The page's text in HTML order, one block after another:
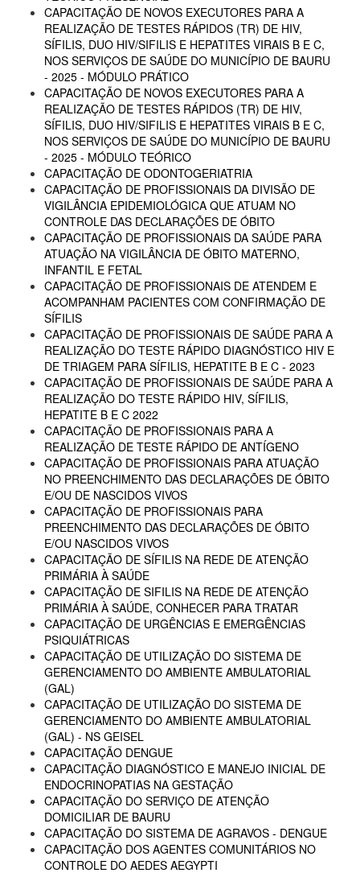
CAPACITAÇÃO DE NOVOS EXECUTORES PARA A
REALIZAÇÃO DE TESTES RÁPIDOS (TR) DE HIV,
SÍFILIS, DUO HIV/SIFILIS E HEPATITES VIRAIS B E C,
NOS SERVIÇOS DE SAÚDE DO MUNICÍPIO DE BAURU
- 2025 - MÓDULO PRÁTICO
CAPACITAÇÃO DE NOVOS EXECUTORES PARA A
REALIZAÇÃO DE TESTES RÁPIDOS (TR) DE HIV,
SÍFILIS, DUO HIV/SIFILIS E HEPATITES VIRAIS B E C,
NOS SERVIÇOS DE SAÚDE DO MUNICÍPIO DE BAURU
- 2025 - MÓDULO TEÓRICO
CAPACITAÇÃO DE ODONTOGERIATRIA
CAPACITAÇÃO DE PROFISSIONAIS DA DIVISÃO DE
VIGILÂNCIA EPIDEMIOLÓGICA QUE ATUAM NO
CONTROLE DAS DECLARAÇÕES DE ÓBITO
CAPACITAÇÃO DE PROFISSIONAIS DA SAÚDE PARA
ATUAÇÃO NA VIGILÂNCIA DE ÓBITO MATERNO,
INFANTIL E FETAL
CAPACITAÇÃO DE PROFISSIONAIS DE ATENDEM E
ACOMPANHAM PACIENTES COM CONFIRMAÇÃO DE
SÍFILIS
CAPACITAÇÃO DE PROFISSIONAIS DE SAÚDE PARA A
REALIZAÇÃO DO TESTE RÁPIDO DIAGNÓSTICO HIV E
DE TRIAGEM PARA SÍFILIS, HEPATITE B E C - 2023
CAPACITAÇÃO DE PROFISSIONAIS DE SAÚDE PARA A
REALIZAÇÃO DO TESTE RÁPIDO HIV, SÍFILIS,
HEPATITE B E C 2022
CAPACITAÇÃO DE PROFISSIONAIS PARA A
REALIZAÇÃO DE TESTE RÁPIDO DE ANTÍGENO
CAPACITAÇÃO DE PROFISSIONAIS PARA ATUAÇÃO
NO PREENCHIMENTO DAS DECLARAÇÕES DE ÓBITO
E/OU DE NASCIDOS VIVOS
CAPACITAÇÃO DE PROFISSIONAIS PARA
PREENCHIMENTO DAS DECLARAÇÕES DE ÓBITO
E/OU NASCIDOS VIVOS
CAPACITAÇÃO DE SÍFILIS NA REDE DE ATENÇÃO
PRIMÁRIA À SAÚDE
CAPACITAÇÃO DE SIFILIS NA REDE DE ATENÇÃO
PRIMÁRIA À SAÚDE, CONHECER PARA TRATAR
CAPACITAÇÃO DE URGÊNCIAS E EMERGÊNCIAS
PSIQUIÁTRICAS
CAPACITAÇÃO DE UTILIZAÇÃO DO SISTEMA DE
GERENCIAMENTO DO AMBIENTE AMBULATORIAL
(GAL)
CAPACITAÇÃO DE UTILIZAÇÃO DO SISTEMA DE
GERENCIAMENTO DO AMBIENTE AMBULATORIAL
(GAL) - NS GEISEL
CAPACITAÇÃO DENGUE
CAPACITAÇÃO DIAGNÓSTICO E MANEJO INICIAL DE
ENDOCRINOPATIAS NA GESTAÇÃO
CAPACITAÇÃO DO SERVIÇO DE ATENÇÃO
DOMICILIAR DE BAURU
CAPACITAÇÃO DO SISTEMA DE AGRAVOS - DENGUE
CAPACITAÇÃO DOS AGENTES COMUNITÁRIOS NO
CONTROLE DO AEDES AEGYPTI